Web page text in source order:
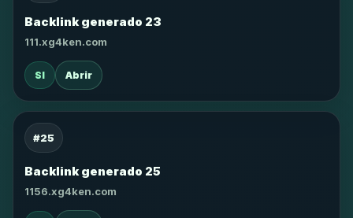
Backlink generado 23
111.xg4ken.com
SI Abrir
#25
Backlink generado 25
1156.xg4ken.com